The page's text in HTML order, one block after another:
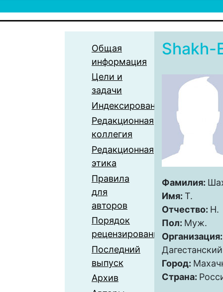
Общая
информация
Цели и
задачи
Индексирование
Редакционная
коллегия
Редакционная
этика
Правила
для
авторов
Порядок
рецензирования
Последний
выпуск
Архив
Shakh-
Фамилия:
Имя: Т.
Отчество: Н.
Пол: Муж.
Город:
Страна: